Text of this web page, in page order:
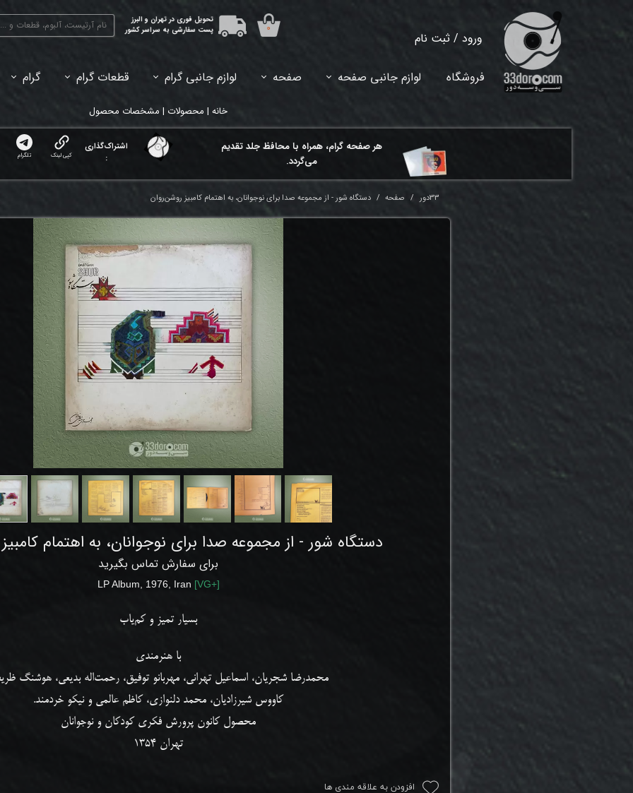
ورود / ثبت نام
خروج از حساب کاربری
تحویل فوری در تهران و البرز
پست سفارشی به سراسر کشور
۰
فروشگاه لوازم جانبی صفحه صفحه لوازم جانبی گرام قطعات گرام گرام
خانه | محصولات | مشخصات محصول
هر ​صفحه گرام، همراه با محافظ جلد تقدیم
می‌گردد.
اشتراک‌گذاری
:
کپی لینک تلگرام
33دور صفحه دستگاه شور - از مجموعه صدا برای نوجوانان، به اهتمام کامبیز روشن‌روان
دستگاه شور - از مجموعه صدا برای نوجوانان، به اهتمام
برای سفارش تماس بگیرید
LP Album, 1976, Iran [VG+]
بسیار تمیز و کم‌یاب
با هنرمندی
محمدرضا شجریان، اسماعیل تهرانی، مهربانو توفیق، رحمت‌اله بدیعی، هوشنگ
کاووس شیرزادیان، محمد دلنوازی، کاظم عالمی و نیکو خردمند.
محصول کانون پرورش فکری کودکان و نوجوانان
تهران 1354
افزودن به علاقه مندی ها